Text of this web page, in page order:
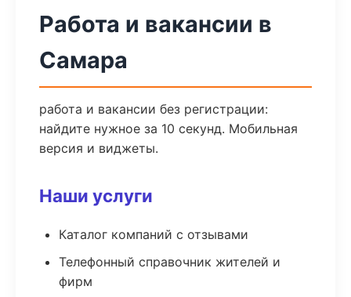
Работа и вакансии в
Самара
работа и вакансии без регистрации:
найдите нужное за 10 секунд. Мобильная
версия и виджеты.
Наши услуги
Каталог компаний с отзывами
Телефонный справочник жителей и
фирм